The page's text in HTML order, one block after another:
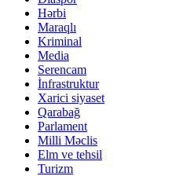
Hərbi
Maraqlı
Kriminal
Media
Serencam
İnfrastruktur
Xarici siyaset
Qarabağ
Parlament
Milli Məclis
Elm ve tehsil
Turizm